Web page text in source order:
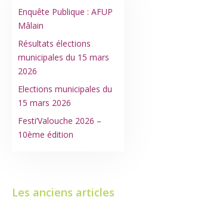
Enquête Publique : AFUP
Mâlain
Résultats élections
municipales du 15 mars
2026
Elections municipales du
15 mars 2026
Festi’Valouche 2026 –
10ème édition
Les anciens articles